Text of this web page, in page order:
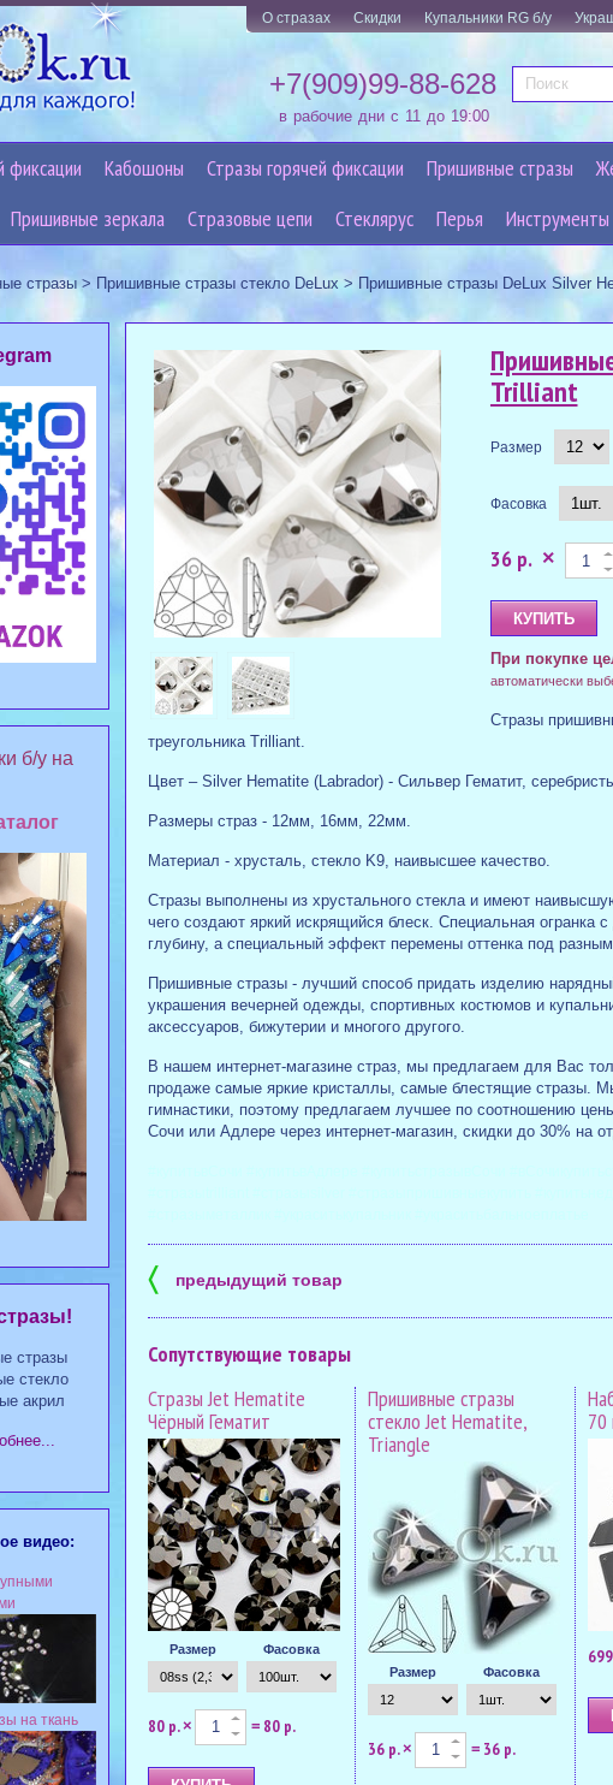
О стразах Скидки Купальники RG б/у
+7(909)99-88-628
в рабочие дни с 11 до 19:00
фиксации Кабошоны Стразы горячей фиксации Пришивные стразы
Пришивные зеркала Cтразовые цепи Стеклярус Перья Инструменты
стразы > Пришивные стразы стекло DeLux > Пришивные стразы DeLux Silver
Trilliant
Размер
Фасовка
36 р. ×
При покупке
автоматически
Стразы
треугольника Trilliant.
Цвет – Silver Hematite (Labrador) - Сильвер Гематит,
Размеры страз - 12мм, 16мм, 22мм.
Материал - хрусталь, стекло K9, наивысшее качество.
Стразы выполнены из хрустального стекла и имеют
чего создают яркий искрящийся блеск. Специальная
глубину, а специальный эффект перемены оттенка под
Пришивные стразы - лучший способ придать изделию
украшения вечерней одежды, спортивных костюмов и
аксессуаров, бижутерии и многого другого.
В нашем интернет-магазине страз, мы предлагаем для Вас
продаже самые яркие кристаллы, самые блестящие стразы.
гимнастики, поэтому предлагаем лучшее по соотношению
Сочи или Адлере через интернет-магазин, скидки до 30% на
〈 предыдущий товар
Сопутствующие товары
Стразы Jet Hematite
Чёрный Гематит
Размер Фасовка
80 р.× = 80 р.
Пришивные стразы
стекло Jet Hematite,
Triangle
Размер Фасовка
36 р.× = 36 р.
б/у на
стразы
стекло
акрил
видео:
на ткань